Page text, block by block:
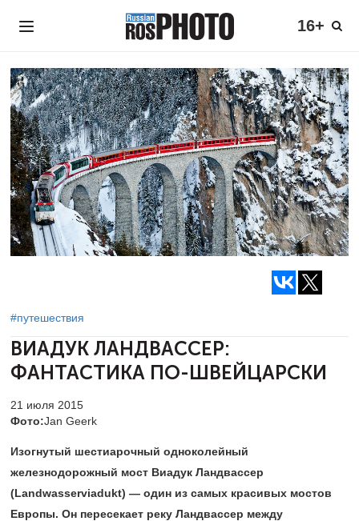
16+
#путешествия
ВИАДУК ЛАНДВАССЕР:
ФАНТАСТИКА ПО-ШВЕЙЦАРСКИ
21 июля 2015
Фото:Jan Geerk
Изогнутый шестиарочный одноколейный
железнодорожный мост Виадук Ландвассер
(Landwasserviadukt) — один из самых красивых мостов
Европы. Он пересекает реку Ландвассер между